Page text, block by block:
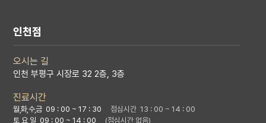
인천점
오시는 길
인천 부평구 시장로 32 2층, 3층
진료시간
월,화,수,금09 : 00 ~ 17 : 30
점심시간 13 : 00 ~ 14 : 00
토 요 일 09 : 00 ~ 14 : 00
(점심시간 없음)